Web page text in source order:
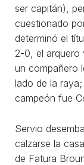
ser capitán),
cuestionado
determinó el
2-0, el arquero
un compañero
lado de la
campeón fue
Servio
calzarse la
de Fatura